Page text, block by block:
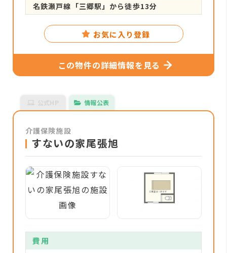
名鉄瀬戸線「三郷駅」から徒歩13分
お気に入り登録
この物件の詳細情報を見る
情報公表
介護保険施設
すないの家尾張旭
費用